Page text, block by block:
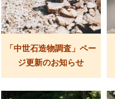
「中世石造物調査」ペー
ジ更新のお知らせ